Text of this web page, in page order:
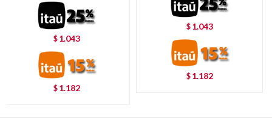
$ 1.043
$ 1.182
$ 1.043
$ 1.182